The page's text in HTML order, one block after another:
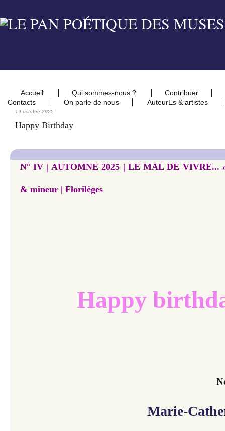
Accueil Qui sommes-nous ?
Contribuer
Contacts
On parle de nous AuteurEs & artistes
19 octobre 2025
Happy Birthday
N° IV | AUTOMNE 2025 | LE MAL DE VIVRE...
& mineur | Florilèges
Happy
Marie-